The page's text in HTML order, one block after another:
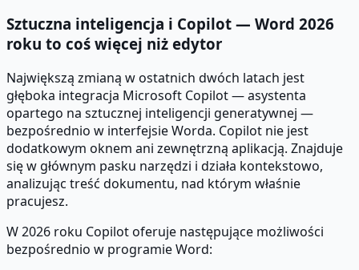
Sztuczna inteligencja i Copilot — Word 2026
roku to coś więcej niż edytor
Największą zmianą w ostatnich dwóch latach jest
głęboka integracja Microsoft Copilot — asystenta
opartego na sztucznej inteligencji generatywnej —
bezpośrednio w interfejsie Worda. Copilot nie jest
dodatkowym oknem ani zewnętrzną aplikacją. Znajduje
się w głównym pasku narzędzi i działa kontekstowo,
analizując treść dokumentu, nad którym właśnie
pracujesz.
W 2026 roku Copilot oferuje następujące możliwości
bezpośrednio w programie Word: